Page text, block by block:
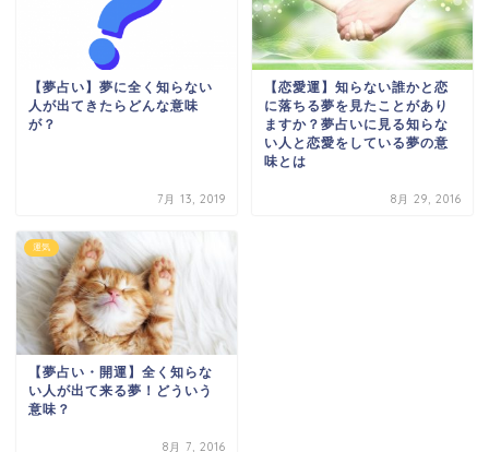
【夢占い】夢に全く知らない
人が出てきたらどんな意味
が？
7月 13, 2019
【恋愛運】知らない誰かと恋
に落ちる夢を見たことがあり
ますか？夢占いに見る知らな
い人と恋愛をしている夢の意
味とは
8月 29, 2016
運気
【夢占い・開運】全く知らな
い人が出て来る夢！どういう
意味？
8月 7, 2016